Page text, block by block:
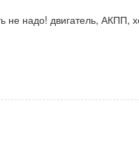
не надо! двигатель, АКПП,